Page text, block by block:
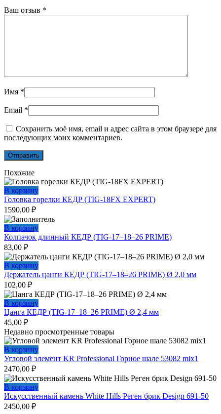
Ваш отзыв *
Имя *
Email *
Сохранить моё имя, email и адрес сайта в этом браузере для
последующих моих комментариев.
Похожие
В корзину
Головка горелки КЕДР (TIG-18FX EXPERT)
1590,00 ₽
В корзину
Колпачок длинный КЕДР (TIG-17–18–26 PRIME)
83,00 ₽
В корзину
Держатель цанги КЕДР (TIG-17–18–26 PRIME) Ø 2,0 мм
102,00 ₽
В корзину
Цанга КЕДР (TIG-17–18–26 PRIME) Ø 2,4 мм
45,00 ₽
Недавно просмотренные товары
В корзину
Угловой элемент KR Professional Горное шале 53082 mix1
2470,00 ₽
В корзину
Искусственный камень White Hills Реген брик Design 691-50
2450,00 ₽